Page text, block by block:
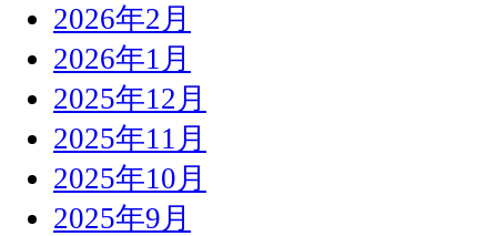
2026年2月
2026年1月
2025年12月
2025年11月
2025年10月
2025年9月